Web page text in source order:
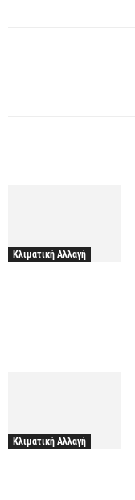
Κλιματική Αλλαγή
Κλιματική Αλλαγή